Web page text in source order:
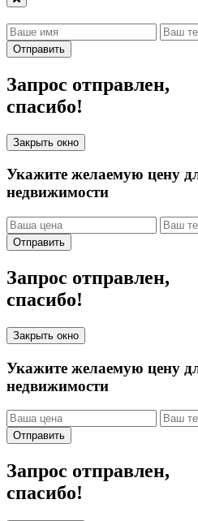
Отправить
Запрос отправлен,
спасибо!
Закрыть окно
Укажите желаемую цену
недвижимости
Отправить
Запрос отправлен,
спасибо!
Закрыть окно
Укажите желаемую цену
недвижимости
Отправить
Запрос отправлен,
спасибо!